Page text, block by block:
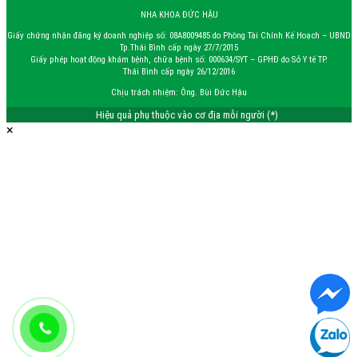
NHA KHOA ĐỨC HẬU
Giấy chứng nhận đăng ký doanh nghiệp số: 08A8009485 do Phòng Tài Chính Kế Hoạch – UBND
Tp.Thái Bình cấp ngày 27/7/2015
Giấy phép hoạt động khám bệnh, chữa bệnh số: 000634/SYT – GPHĐ do Sở Y tế TP.
Thái Bình cấp ngày 26/12/2016
Chịu trách nhiệm: Ông. Bùi Đức Hậu
Hiệu quả phụ thuộc vào cơ địa mỗi người (*)
×